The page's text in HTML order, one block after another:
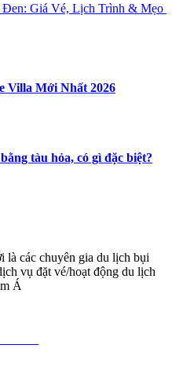
Giá Vé, Lịch Trình & Mẹo
Villa Mới Nhất 2026
tàu hỏa, có gì đặc biệt?
là các chuyên gia du lịch bụi
vụ đặt vé/hoạt động du lịch
Á